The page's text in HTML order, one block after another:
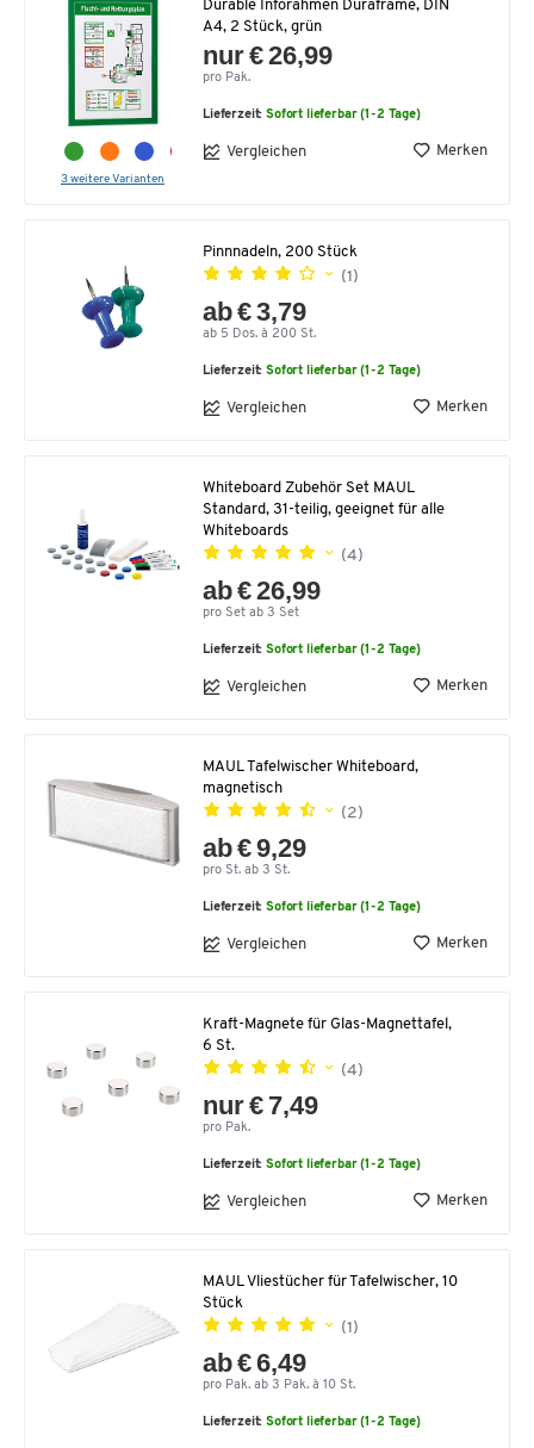
3 weitere Varianten
Durable Inforahmen Duraframe, DIN
A4, 2 Stück, grün
nur € 26,99
pro Pak.
Lieferzeit:Sofort lieferbar (1-2 Tage)
Vergleichen Merken
Pinnnadeln, 200 Stück
(1)
ab € 3,79
ab 5 Dos. à 200 St.
Lieferzeit:Sofort lieferbar (1-2 Tage)
Vergleichen Merken
Whiteboard Zubehör Set MAUL
Standard, 31-teilig, geeignet für alle
Whiteboards
(4)
ab € 26,99
pro Set ab 3 Set
Lieferzeit:Sofort lieferbar (1-2 Tage)
Vergleichen Merken
MAUL Tafelwischer Whiteboard,
magnetisch
(2)
ab € 9,29
pro St. ab 3 St.
Lieferzeit:Sofort lieferbar (1-2 Tage)
Vergleichen Merken
Kraft-Magnete für Glas-Magnettafel,
6 St.
(4)
nur € 7,49
pro Pak.
Lieferzeit:Sofort lieferbar (1-2 Tage)
Vergleichen Merken
MAUL Vliestücher für Tafelwischer, 10
Stück
(1)
ab € 6,49
pro Pak. ab 3 Pak. à 10 St.
Lieferzeit:Sofort lieferbar (1-2 Tage)